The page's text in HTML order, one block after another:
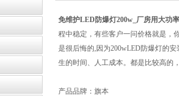
免维护LED防爆灯200w_厂房用大功
程中稳定，有些客户一问价格就是，
是很后悔的,因为200wLED防爆灯的
生的时间、人工成本。都是比较高的
产品品牌：旗本